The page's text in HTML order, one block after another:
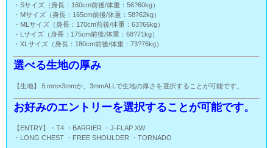
・Sサイズ（身長：160cm前後/体重：56?60kg）
・Mサイズ（身長：165cm前後/体重：58?62kg）
・MLサイズ（身長：170cm前後/体重：63?66kg）
・Lサイズ（身長：175cm前後/体重：68?71kg）
・XLサイズ（身長：180cm前後/体重：73?76kg）
選べる生地の厚み
【生地】５mm×3mmか、3mmALLで生地の厚さを選択することが可能です。
お好みのエントリーを選択することが可能です。
【ENTRY】・T4 ・BARRIER ・J-FLAP XW
・LONG CHEST ・FREE SHOULDER ・TORNADO